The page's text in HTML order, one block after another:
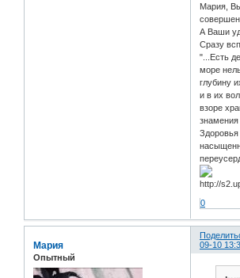
Мария,
А Ваши
Сразу
"...Есть
море
глубину
и в их
взоре
0
09-10
Мария
Опытный